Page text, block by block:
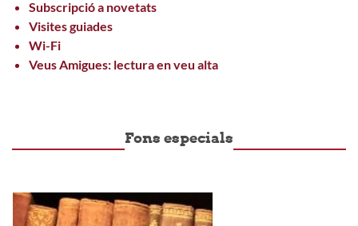
Subscripció a novetats
Visites guiades
Wi-Fi
Veus Amigues: lectura en veu alta
Fons especials